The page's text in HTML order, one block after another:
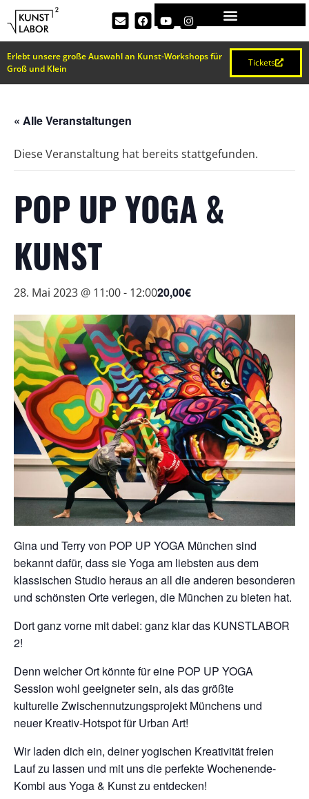
Erlebt unsere große Auswahl an Kunst-Workshops für
Groß und Klein
Tickets
« Alle Veranstaltungen
Diese Veranstaltung hat bereits stattgefunden.
POP UP YOGA &
KUNST
28. Mai 2023 @ 11:00- 12:0020,00€
Gina und Terry von POP UP YOGA München sind
bekannt dafür, dass sie Yoga am liebsten aus dem
klassischen Studio heraus an all die anderen besonderen
und schönsten Orte verlegen, die München zu bieten hat.
Dort ganz vorne mit dabei: ganz klar das KUNSTLABOR
2!
Denn welcher Ort könnte für eine POP UP YOGA
Session wohl geeigneter sein, als das größte
kulturelle Zwischennutzungsprojekt Münchens und
neuer Kreativ-Hotspot für Urban Art!
Wir laden dich ein, deiner yogischen Kreativität freien
Lauf zu lassen und mit uns die perfekte Wochenende-
Kombi aus Yoga & Kunst zu entdecken!